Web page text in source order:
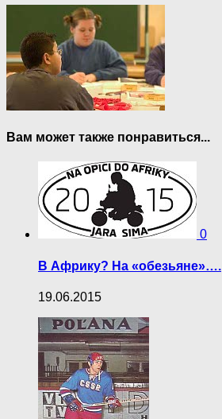
Вам может также понравиться...
0
В Африку? На «обезьяне»….
19.06.2015